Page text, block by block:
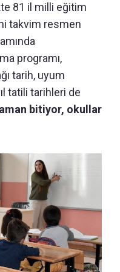
81 il milli eğitim
takvim resmen
programı,
tarih, uyum
tatili tarihleri de
bitiyor, okullar